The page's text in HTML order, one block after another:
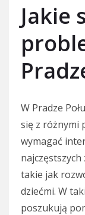
Jakie
W Pradze
się z różnymi
wymagać
takie jak
dziećmi. W
poszukują